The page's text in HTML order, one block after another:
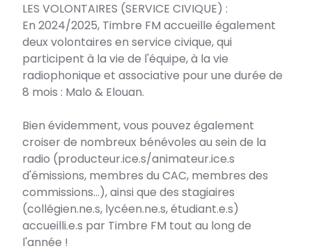
LES VOLONTAIRES (SERVICE CIVIQUE) :
En 2024/2025, Timbre FM accueille également
deux volontaires en service civique, qui
participent à la vie de l'équipe, à la vie
radiophonique et associative pour une durée de
8 mois : Malo & Elouan.
Bien évidemment, vous pouvez également
croiser de nombreux bénévoles au sein de la
radio (producteur.ice.s/animateur.ice.s
d'émissions, membres du CAC, membres des
commissions...), ainsi que des stagiaires
(collégien.ne.s, lycéen.ne.s, étudiant.e.s)
accueilli.e.s par Timbre FM tout au long de
l'année !